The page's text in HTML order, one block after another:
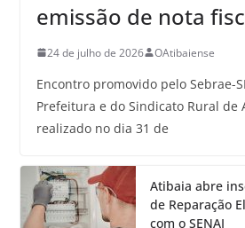
emissão de nota
24 de julho de 2026 OAtibaiense
Encontro promovido pelo Sebrae-
Prefeitura e do Sindicato Rural de
realizado no dia 31 de
Atibaia abre
de Reparação
com o SENAI